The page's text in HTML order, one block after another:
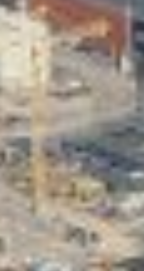
Taideapteekki
Kirjasto
Valon Kaupunki
Lasten Lysti & LystiKylä-festivaali
Ohje
English